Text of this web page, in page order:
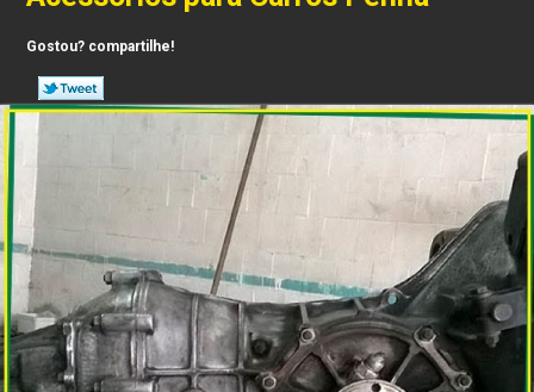
Gostou? compartilhe!